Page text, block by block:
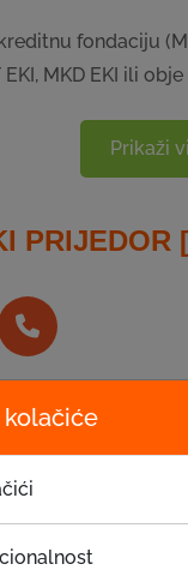
kolačiće
fondaciju
MKD EKI ili
Prikaži
PRIJEDOR
240-600